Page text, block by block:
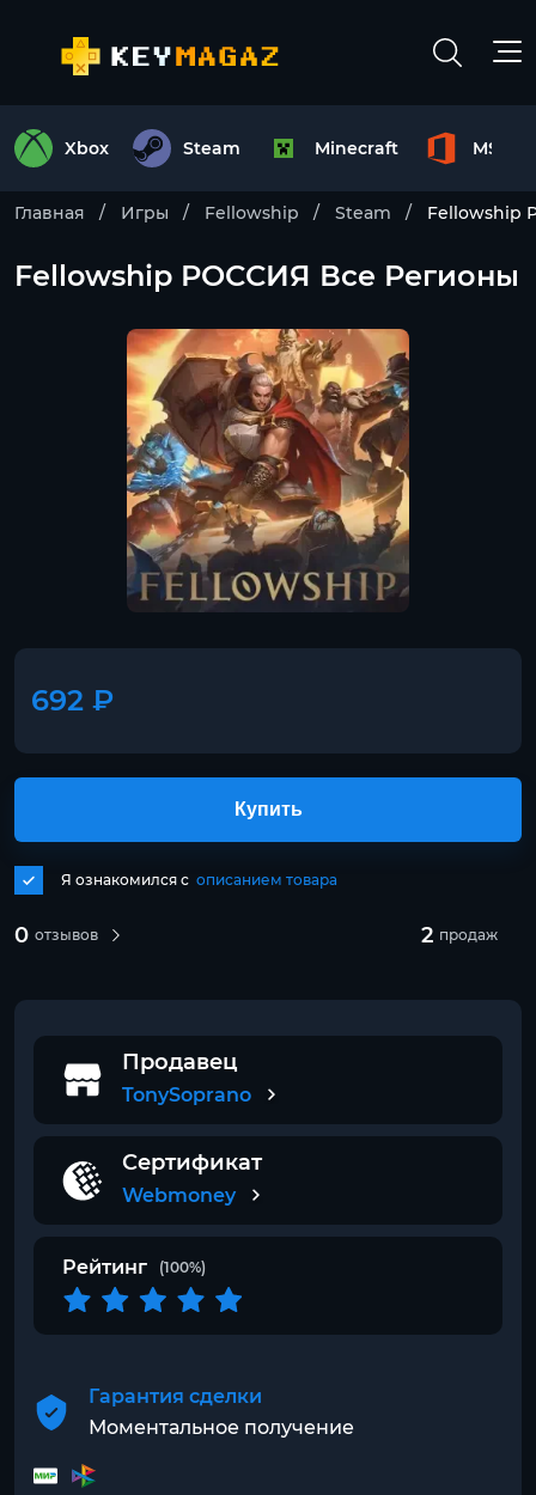
Xbox Steam Minecraft MS
Главная Игры Fellowship Steam Fellowship
Fellowship РОССИЯ Все Регионы
692 ₽
0 отзывов 2 продаж
Я ознакомился с описанием товара
Купить
Продавец
TonySoprano
Сертификат
Webmoney
Рейтинг (100%)
Гарантия сделки
Моментальное получение